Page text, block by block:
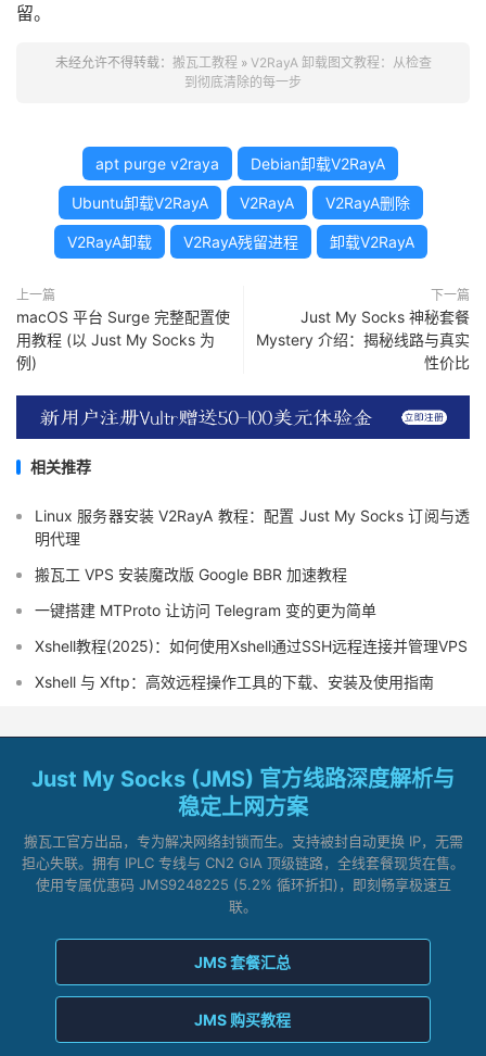
留。
未经允许不得转载： 搬瓦工教程 » V2RayA 卸载图文教程：从检查
到彻底清除的每一步
apt purge v2raya Debian卸载V2RayA
Ubuntu卸载V2RayA V2RayA V2RayA删除
V2RayA卸载 V2RayA残留进程 卸载V2RayA
上一篇
macOS 平台 Surge 完整配置使
用教程 (以 Just My Socks 为
例)
下一篇
Just My Socks 神秘套餐
Mystery 介绍：揭秘线路与真实
性价比
相关推荐
Linux 服务器安装 V2RayA 教程：配置 Just My Socks 订阅与透
明代理
搬瓦工 VPS 安装魔改版 Google BBR 加速教程
一键搭建 MTProto 让访问 Telegram 变的更为简单
Xshell教程(2025)：如何使用Xshell通过SSH远程连接并管理VPS
Xshell 与 Xftp：高效远程操作工具的下载、安装及使用指南
Just My Socks (JMS) 官方线路深度解析与
稳定上网方案
搬瓦工官方出品，专为解决网络封锁而生。支持被封自动更换 IP，无需
担心失联。拥有 IPLC 专线与 CN2 GIA 顶级链路，全线套餐现货在售。
使用专属优惠码 JMS9248225 (5.2% 循环折扣)，即刻畅享极速互
联。
JMS 套餐汇总
JMS 购买教程